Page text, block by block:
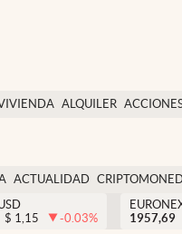
ALQUILER
USA
ACTUALIDAD
$ 1,15 -0.03%
1957,69